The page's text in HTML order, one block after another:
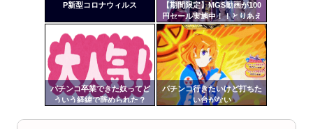
Powered by livedoor 相互RSS
P新型コロナウィルス
【期間限定】MGS動画が100
円セール実施中！！とりあえ
ず全部買うやろｗｗｗｗｗ
パチンコ卒業できた奴ってど
ういう経緯で辞められた？
パチンコ行きたいけど打ちた
い台がない
ンク
自動
更新
ツー